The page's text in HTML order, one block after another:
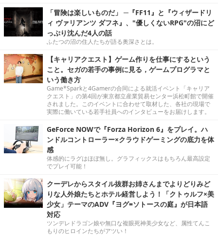
「冒険は楽しいものだ」 ─『FF11』と『ウィザードリ
ィ ヴァリアンツ ダフネ』、"優しくないRPG"の沼にど
っぷり沈んだ4人の話
ふたつの沼の住人たちが語る奥深さとは。
【キャリアクエスト】ゲーム作りを仕事にするという
こと。セガの若手の事例に見る，ゲームプログラマと
いう働き方
Game*Sparkと4Gamerの合同による就活イベント「キャリア
クエスト」の第4回が東京都立産業貿易センター浜松町館で開催
されました。このイベントに合わせて取材した、各社の現場で
実際に働いている若手社員へのインタビューをお届けします。
GeForce NOWで『Forza Horizon 6』をプレイ。ハ
ンドルコントローラー×クラウドゲーミングの底力を体
感
体感的にラグはほぼ無し。グラフィックスはもちろん最高設定
でプレイ可能！
クーデレからスタイル抜群お姉さんまでよりどりみど
りな人外娘たちとホテル経営しよう！「クトゥルフ×美
少女」テーマのADV『ヨグ=ソトースの庭』が日本語
対応
ツンデレドラゴン娘や無口な複眼死神美少女など、属性てんこ
もりのヒロインたちがアツい！